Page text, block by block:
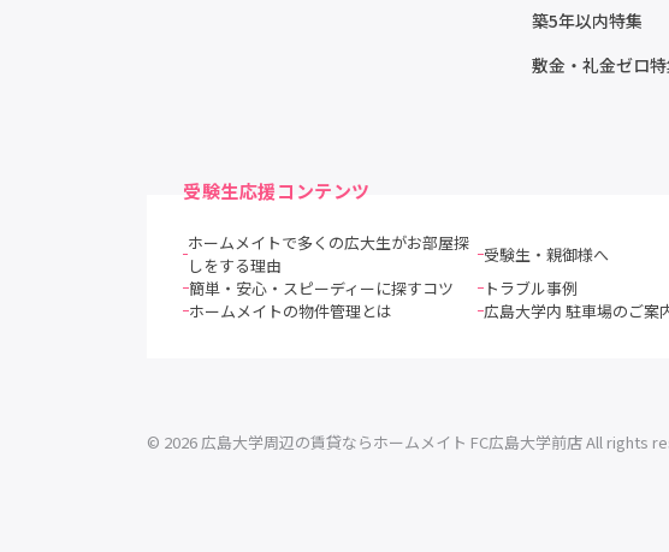
築5年以内特集
敷金・礼金ゼロ
受験生応援コンテンツ
ホームメイトで多くの広大生がお部屋探
しをする理由
受験生・親御様へ
簡単・安心・スピーディーに探すコツ
トラブル事例
ホームメイトの物件管理とは
広島大学内 駐車場のご案
© 2026 広島大学周辺の賃貸ならホームメイト FC広島大学前店 All rights